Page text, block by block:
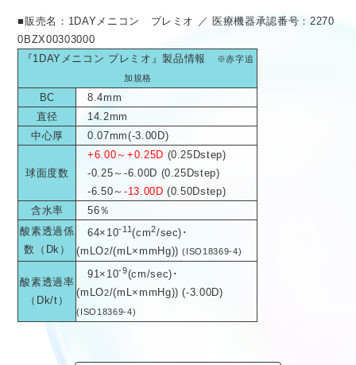
■販売名：1DAYメニコン プレミオ ／ 医療機器承認番号：2270
0BZX00303000
『1DAYメニコン プレミオ』製品情報
※赤字追
加規格
BC
8.4mm
直径
14.2mm
中心厚
0.07mm(-3.00D)
球面度数
+6.00～+0.25D (0.25Dstep)
-0.25～-6.00D (0.25Dstep)
-6.50～ -13.00D (0.50Dstep)
含水率
56％
酸素透過係
数（Dk）
64×10-11(cm2/sec)･
(mLO2/(mL×mmHg))(ISO18369-4)
酸素透過率
（Dk/t）
91×10-9(cm/sec)･
(mLO2/(mL×mmHg)) (-3.00D)
(ISO18369-4)